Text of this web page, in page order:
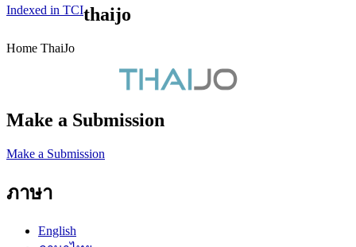
Indexed in TCIthaijo
Home ThaiJo
Make a Submission
Make a Submission
ภาษา
English